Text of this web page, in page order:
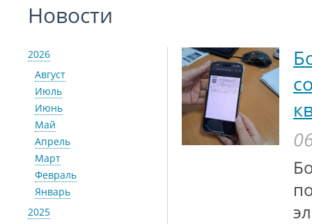
Новости
2026
Август
Июль
Июнь
Май
Апрель
Март
Февраль
Январь
2025